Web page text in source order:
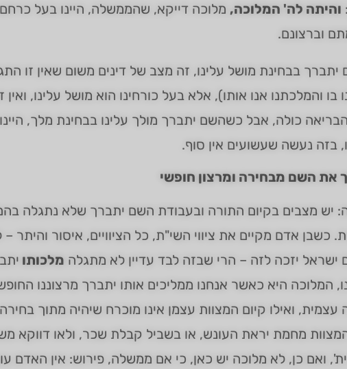
והיתה לה' המלוכה, מלוכה דייקא, שהממשלה, היינו בעל
וברצונם.
בבחינת מושל עלינו, זה מצב של דינים משום שאין זו
בו והמלכתנו אנו אותו), אלא בעל כורחינו הוא מושל עלינו, ואין
כולה, אבל כשהשם יתברך מולך עלינו בבחינת מלך,
בזה נעשה שעשועים אין סוף.
את השם מבחירה ומרצון חופשי
יש מצבים בקיום התורה ובעבודת השם יתברך שלא נתגלה
כשבן אדם מקיים את ציווי השי"ת, כל הציוויים, איסור והיתר
ישראל יזכה לזה – הרי שבזה לבד עדיין לא מתגלה מלכותו
המלוכה היא כאשר אנחנו ממליכים אותו יתברך מרצוננו
עצמית, ואילו קיום המצוות עצמן אינו מוכרח שיהיה מתוך
מחמת יראת העונש, או בשביל קבלת שכר, ולאו דווקא
ואם כן, לא מלוכה יש כאן, כי אם ממשלה, פירוש: אין האדם